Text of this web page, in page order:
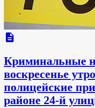
description
Криминальные
воскресенье
полицейские
районе 24-й